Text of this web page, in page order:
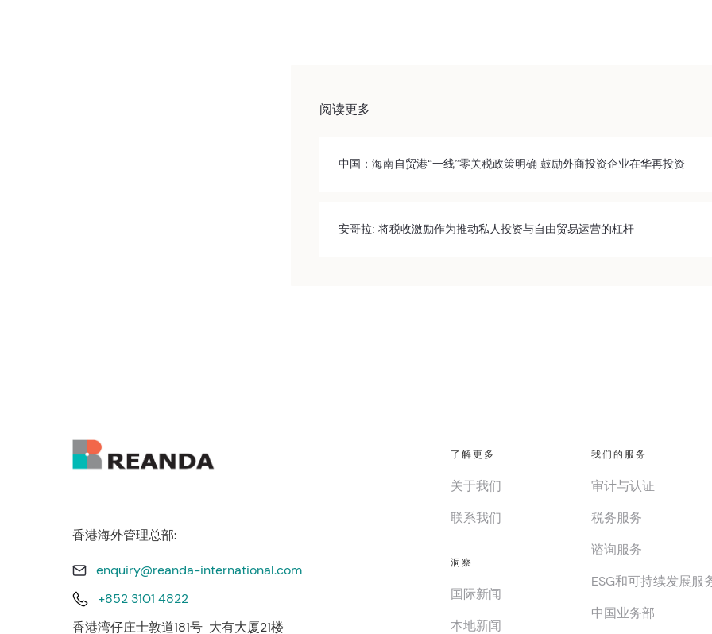
阅读更多
中国：海南自贸港“一线”零关税政策明确 鼓励外商投资企业在华再投资
安哥拉: 将税收激励作为推动私人投资与自由贸易运营的杠杆
香港海外管理总部:
enquiry@reanda-international.com
+852 3101 4822
香港湾仔庄士敦道181号 大有大厦21楼
了解更多
关于我们
联系我们
我们的服务
审计与认证
税务服务
谘询服务
ESG和可持续发展服
中国业务部
洞察
国际新闻
本地新闻